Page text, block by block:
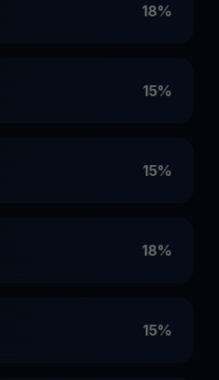
18%
15%
15%
18%
15%